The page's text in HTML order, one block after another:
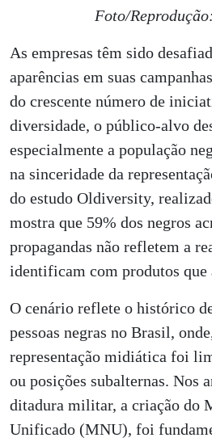
Foto/
As empresas têm sido
aparências em suas
do crescente número de
diversidade, o público-alvo
especialmente a população
na sinceridade da
do estudo Oldiversity,
mostra que 59% dos negros
propagandas não refletem a
identificam com produtos que
O cenário reflete o histórico
pessoas negras no Brasil,
representação midiática foi
ou posições subalternas. Nos
ditadura militar, a criação do
Unificado (MNU), foi